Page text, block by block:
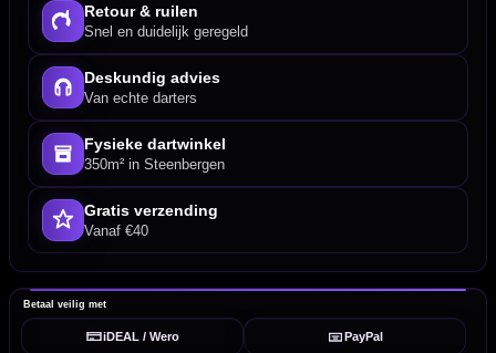
Retour & ruilen
Snel en duidelijk geregeld
Deskundig advies
Van echte darters
Fysieke dartwinkel
350m² in Steenbergen
Gratis verzending
Vanaf €40
Betaal veilig met
iDEAL / Wero PayPal